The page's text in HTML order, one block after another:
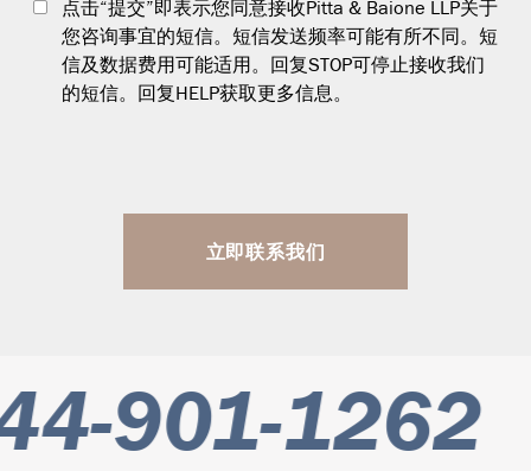
点击“提交”即表示您同意接收Pitta & Baione LLP关于
您咨询事宜的短信。短信发送频率可能有所不同。短
信及数据费用可能适用。回复STOP可停止接收我们
的短信。回复HELP获取更多信息。
立即联系我们
901-1262